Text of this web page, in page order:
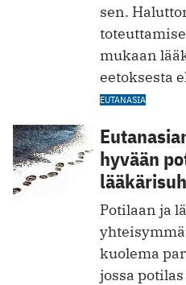
sen.
mukaan
eetoksesta
EUTANASIA
hyvään
Potilaan ja
kuolema
jossa